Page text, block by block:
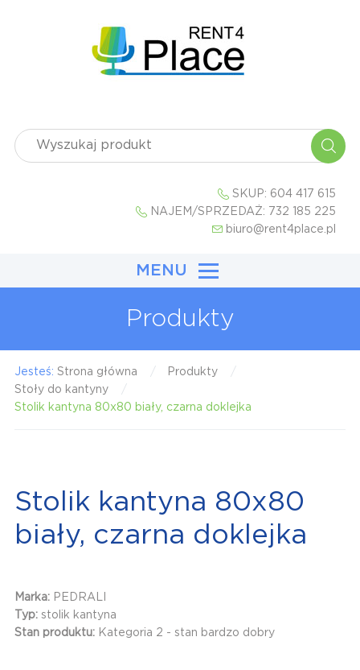
SKUP: 604 417 615
NAJEM/SPRZEDAŻ: 732 185 225
biuro@rent4place.pl
MENU
Produkty
Jesteś: Strona główna
Produkty
Stoły do kantyny
Stolik kantyna 80x80 biały, czarna doklejka
Stolik kantyna 80x80
biały, czarna doklejka
Marka: PEDRALI
Typ: stolik kantyna
Stan produktu: Kategoria 2 - stan bardzo dobry